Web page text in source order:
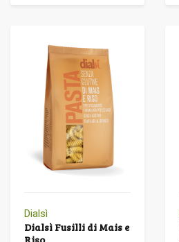
Dialsì
Dialsì Fusilli di Mais e